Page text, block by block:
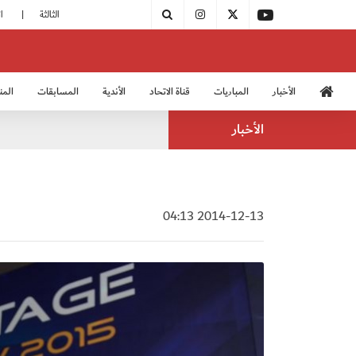
| |
الأخبار المباريات قناة الاتحاد الأندية المسابقات
الأخبار
2014-12-13 04:13